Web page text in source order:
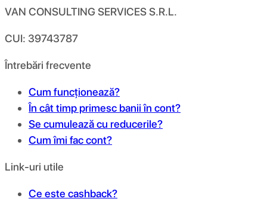
VAN CONSULTING SERVICES S.R.L.
CUI: 39743787
Întrebări frecvente
Cum funcționează?
În cât timp primesc banii în cont?
Se cumulează cu reducerile?
Cum îmi fac cont?
Link-uri utile
Ce este cashback?